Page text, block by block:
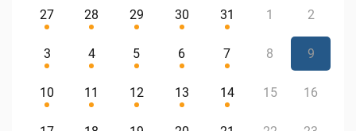
27 28 29 30 31 1 2
3 4 5 6 7 8 9
10 11 12 13 14 15 16